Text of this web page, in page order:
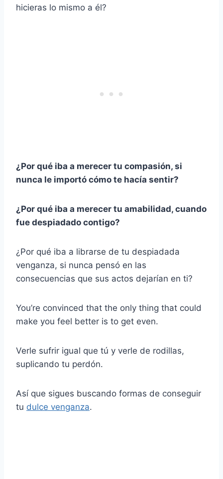
hicieras lo mismo a él?
¿Por qué iba a merecer tu compasión, si
nunca le importó cómo te hacía sentir?
¿Por qué iba a merecer tu amabilidad, cuando
fue despiadado contigo?
¿Por qué iba a librarse de tu despiadada
venganza, si nunca pensó en las
consecuencias que sus actos dejarían en ti?
You’re convinced that the only thing that could
make you feel better is to get even.
Verle sufrir igual que tú y verle de rodillas,
suplicando tu perdón.
Así que sigues buscando formas de conseguir
tu dulce venganza.